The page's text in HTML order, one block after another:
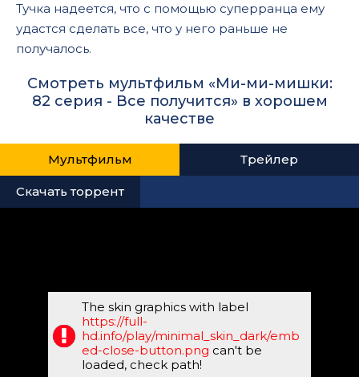
Тучка надеется, что с помощью суперранца ему
удастся сделать все, что у него раньше не
получалось.
Смотреть мультфильм «Ми-ми-мишки:
82 серия - Все получится» в хорошем
качестве
Мультфильм Трейлер
Скачать торрент
The skin graphics with label
https://full-
hd.info/play/minimal_skin_dark/emb
ed-close-button.png can't be
loaded, check path!